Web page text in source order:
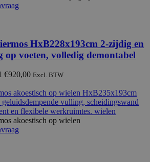
HxB228x193cm 2-zijdig en
op voeten, volledig demontabel
€920,00 Excl. BTW